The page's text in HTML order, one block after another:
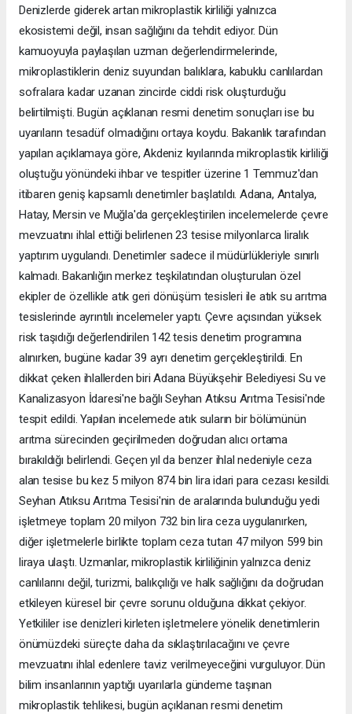
Denizlerde giderek artan mikroplastik kirliliği yalnızca
ekosistemi değil, insan sağlığını da tehdit ediyor. Dün
kamuoyuyla paylaşılan uzman değerlendirmelerinde,
mikroplastiklerin deniz suyundan balıklara, kabuklu canlılardan
sofralara kadar uzanan zincirde ciddi risk oluşturduğu
belirtilmişti. Bugün açıklanan resmi denetim sonuçları ise bu
uyarıların tesadüf olmadığını ortaya koydu. Bakanlık tarafından
yapılan açıklamaya göre, Akdeniz kıyılarında mikroplastik kirliliği
oluştuğu yönündeki ihbar ve tespitler üzerine 1 Temmuz'dan
itibaren geniş kapsamlı denetimler başlatıldı. Adana, Antalya,
Hatay, Mersin ve Muğla'da gerçekleştirilen incelemelerde çevre
mevzuatını ihlal ettiği belirlenen 23 tesise milyonlarca liralık
yaptırım uygulandı. Denetimler sadece il müdürlükleriyle sınırlı
kalmadı. Bakanlığın merkez teşkilatından oluşturulan özel
ekipler de özellikle atık geri dönüşüm tesisleri ile atık su arıtma
tesislerinde ayrıntılı incelemeler yaptı. Çevre açısından yüksek
risk taşıdığı değerlendirilen 142 tesis denetim programına
alınırken, bugüne kadar 39 ayrı denetim gerçekleştirildi. En
dikkat çeken ihlallerden biri Adana Büyükşehir Belediyesi Su ve
Kanalizasyon İdaresi'ne bağlı Seyhan Atıksu Arıtma Tesisi'nde
tespit edildi. Yapılan incelemede atık suların bir bölümünün
arıtma sürecinden geçirilmeden doğrudan alıcı ortama
bırakıldığı belirlendi. Geçen yıl da benzer ihlal nedeniyle ceza
alan tesise bu kez 5 milyon 874 bin lira idari para cezası kesildi.
Seyhan Atıksu Arıtma Tesisi'nin de aralarında bulunduğu yedi
işletmeye toplam 20 milyon 732 bin lira ceza uygulanırken,
diğer işletmelerle birlikte toplam ceza tutarı 47 milyon 599 bin
liraya ulaştı. Uzmanlar, mikroplastik kirliliğinin yalnızca deniz
canlılarını değil, turizmi, balıkçılığı ve halk sağlığını da doğrudan
etkileyen küresel bir çevre sorunu olduğuna dikkat çekiyor.
Yetkililer ise denizleri kirleten işletmelere yönelik denetimlerin
önümüzdeki süreçte daha da sıklaştırılacağını ve çevre
mevzuatını ihlal edenlere taviz verilmeyeceğini vurguluyor. Dün
bilim insanlarının yaptığı uyarılarla gündeme taşınan
mikroplastik tehlikesi, bugün açıklanan resmi denetim